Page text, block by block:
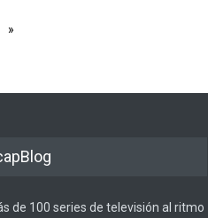
»
de 100 series de televisión al ritmo